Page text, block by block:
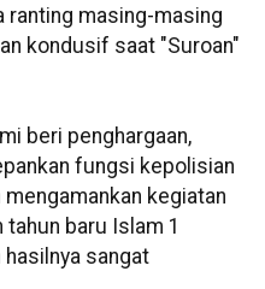
ranting masing-masing
kondusif saat "Suroan"
beri penghargaan,
fungsi kepolisian
kegiatan
baru Islam 1
hasilnya sangat